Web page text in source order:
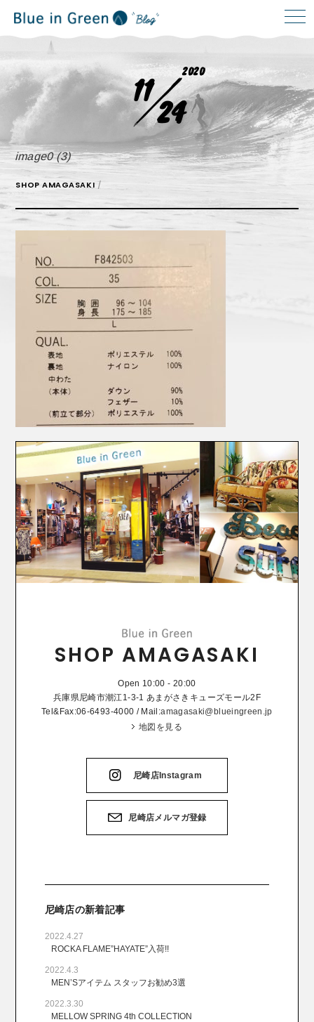
2020
11
24
image0 (3)
SHOP AMAGASAKI /
SHOP AMAGASAKI
Open 10:00 - 20:00
兵庫県尼崎市潮江1-3-1 あまがさきキューズモール2F
Tel&Fax:06-6493-4000 / Mail:amagasaki@blueingreen.jp
地図を見る
尼崎店Instagram
尼崎店メルマガ登録
尼崎店の新着記事
2022.4.27
ROCKA FLAME”HAYATE”入荷!!
2022.4.3
MEN’Sアイテム スタッフお勧め3選
2022.3.30
MELLOW SPRING 4th COLLECTION